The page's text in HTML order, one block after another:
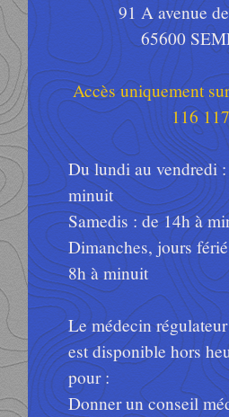
91 A avenue
65600
Accès uniquement
116 117
Du lundi au vendredi
minuit
Samedis : de 14h à
Dimanches, jours
8h à minuit
Le médecin
est disponible hors
pour :
Donner un conseil